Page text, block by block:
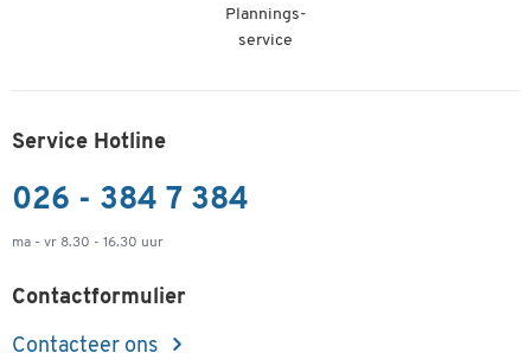
Plannings-
service
Service Hotline
026 - 384 7 384
ma - vr 8.30 - 16.30 uur
Contactformulier
Contacteer ons